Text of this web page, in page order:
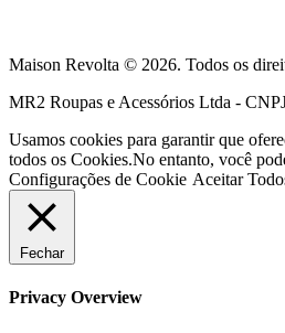
Maison Revolta © 2026. Todos os
MR2 Roupas e Acessórios Ltda -
Usamos cookies para garantir que
todos os Cookies.No entanto, você
Configurações de Cookie Aceitar
Fechar
Privacy Overview